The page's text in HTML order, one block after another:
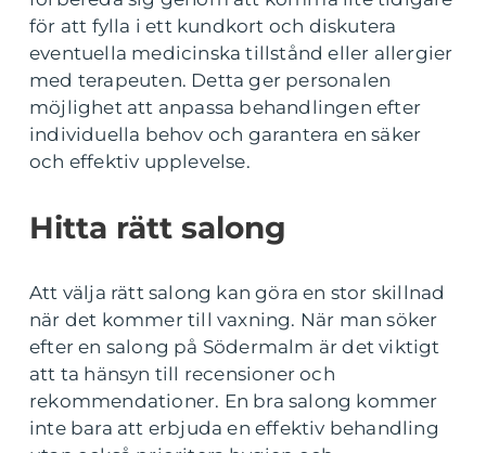
för att fylla i ett kundkort och diskutera
eventuella medicinska tillstånd eller allergier
med terapeuten. Detta ger personalen
möjlighet att anpassa behandlingen efter
individuella behov och garantera en säker
och effektiv upplevelse.
Hitta rätt salong
Att välja rätt salong kan göra en stor skillnad
när det kommer till vaxning. När man söker
efter en salong på Södermalm är det viktigt
att ta hänsyn till recensioner och
rekommendationer. En bra salong kommer
inte bara att erbjuda en effektiv behandling